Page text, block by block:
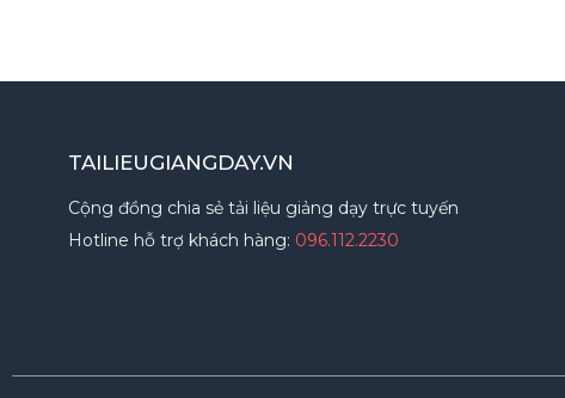
TAILIEUGIANGDAY.VN
Cộng đồng chia sẻ tải liệu giảng dạy trực tuyến
Hotline hỗ trợ khách hàng: 096.112.2230